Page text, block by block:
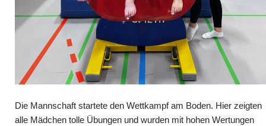
Die Mannschaft startete den Wettkampf am Boden. Hier zeigten
alle Mädchen tolle Übungen und wurden mit hohen Wertungen